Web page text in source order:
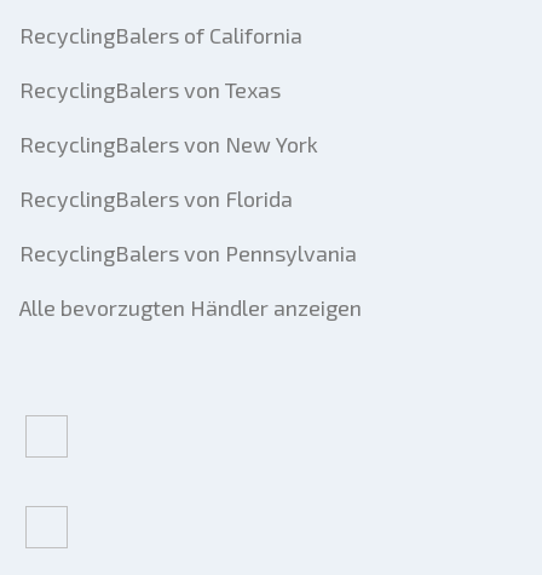
RecyclingBalers of California
RecyclingBalers von Texas
RecyclingBalers von New York
RecyclingBalers von Florida
RecyclingBalers von Pennsylvania
Alle bevorzugten Händler anzeigen